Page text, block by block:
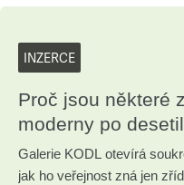
INZERCE
Proč jsou některé
moderny po
Galerie KODL otevírá
jak ho veřejnost zná jen